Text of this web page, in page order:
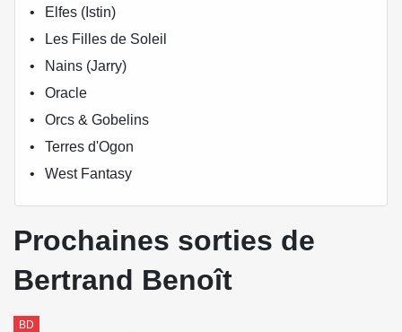
Elfes (Istin)
Les Filles de Soleil
Nains (Jarry)
Oracle
Orcs & Gobelins
Terres d'Ogon
West Fantasy
Prochaines sorties de
Bertrand Benoît
BD